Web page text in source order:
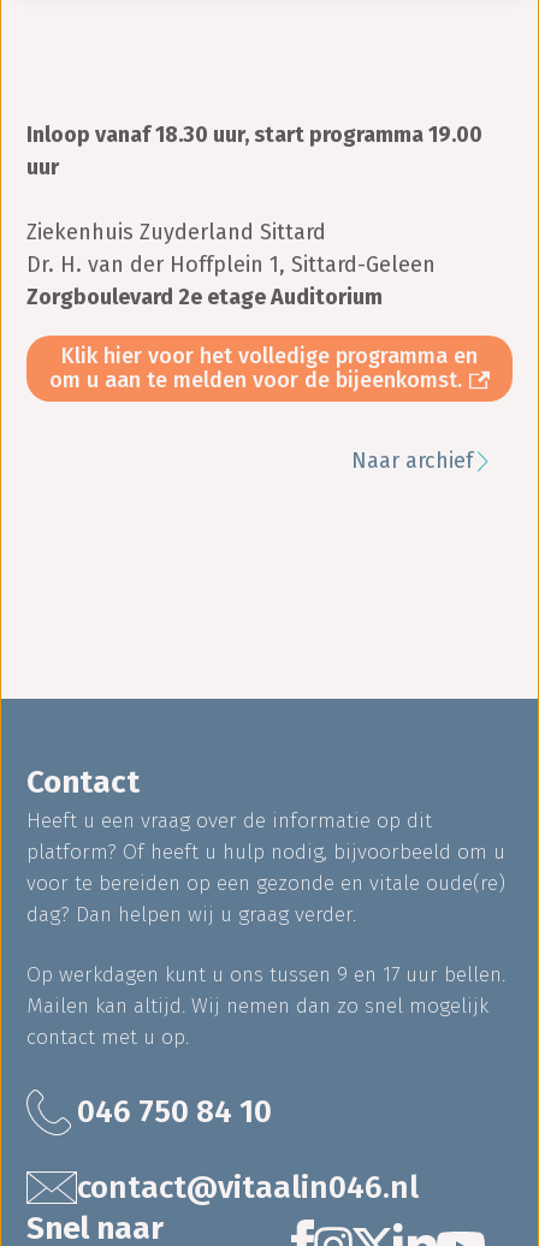
Inloop vanaf 18.30 uur, start programma 19.00
uur
Ziekenhuis Zuyderland Sittard
Dr. H. van der Hoffplein 1, Sittard-Geleen
Zorgboulevard 2e etage Auditorium
Klik hier voor het volledige programma en
om u aan te melden voor de bijeenkomst.
Naar archief
Contact
Heeft u een vraag over de informatie op dit
platform? Of heeft u hulp nodig, bijvoorbeeld om u
voor te bereiden op een gezonde en vitale oude(re)
dag? Dan helpen wij u graag verder.
Op werkdagen kunt u ons tussen 9 en 17 uur bellen.
Mailen kan altijd. Wij nemen dan zo snel mogelijk
contact met u op.
046 750 84 10
contact@vitaalin046.nl
Snel naar